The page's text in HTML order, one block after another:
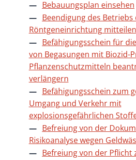
Bebauungsplan einsehen
Beendigung des Betriebs
Röntgeneinrichtung mitteilen
Befähigungsschein für
von Begasungen mit Biozid-
Pflanzenschutzmitteln
verlängern
Befähigungsschein zum
Umgang und Verkehr mit
explosionsgefährlichen
Befreiung von der
Risikoanalyse wegen
Befreiung von der Pflicht